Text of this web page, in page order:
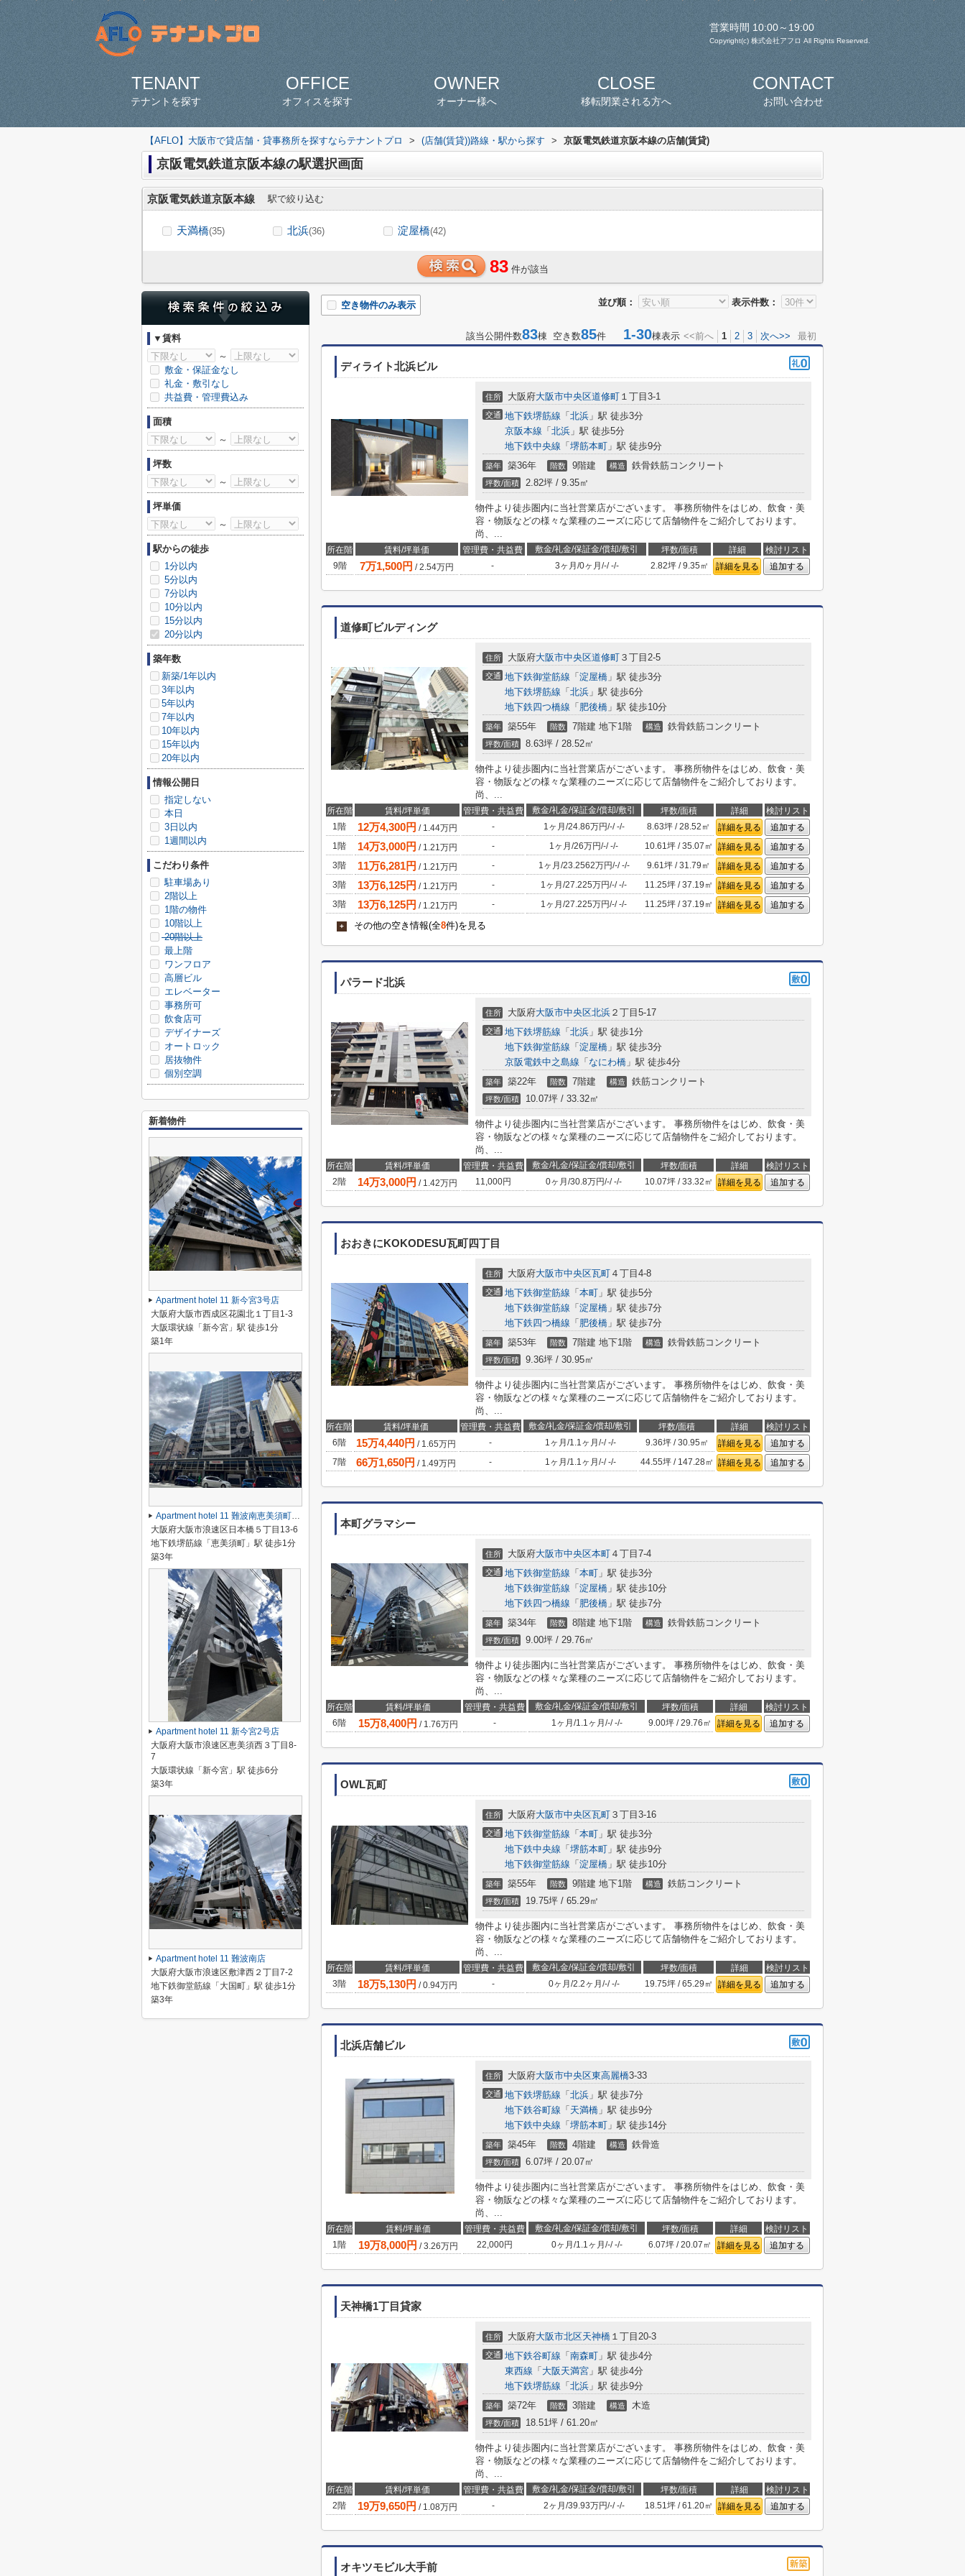
営業時間 10:00～19:00
Copyright(c) 株式会社アフロ All Rights Reserved.
TENANT
テナントを探す
OFFICE
オフィスを探す
OWNER
オーナー様へ
CLOSE
移転閉業される方へ
CONTACT
お問い合わせ
【AFLO】大阪市で貸店舗・貸事務所を探すならテナントプロ > (店舗(賃貸))路線・駅から探す > 京阪電気鉄道京阪本線の店舗(賃貸)
京阪電気鉄道京阪本線の駅選択画面
京阪電気鉄道京阪本線 駅で絞り込む
天満橋(35) 北浜(36) 淀屋橋(42)
83 件が該当
並び順： 表示件数：
空き物件のみ表示
該当公開件数83棟 空き数85件 1-30棟表示 <<前へ 1 2 3 次へ>> 最初
ディライト北浜ビル
住所 大阪府大阪市中央区道修町 １丁目3-1
交通 地下鉄堺筋線 「 北浜 」駅 徒歩3分
京阪本線 「 北浜 」駅 徒歩5分
地下鉄中央線 「 堺筋本町 」駅 徒歩9分
築年 築36年 階数 9階建 構造 鉄骨鉄筋コンクリート
坪数/面積 2.82坪 / 9.35㎡
物件より徒歩圏内に当社営業店がございます。 事務所物件をはじめ、飲食・美
容・物販などの様々な業種のニーズに応じて店舗物件をご紹介しております。
尚、...
所在階 賃料/坪単価 管理費・共益費 敷金/礼金/保証金/償却/敷引 坪数/面積 詳細
検討リスト
9階
7万1,500円 /2.54万円 - 3ヶ月 /0ヶ月 /-/-/- 2.82坪 / 9.35㎡ 詳細を見る 追加する
道修町ビルディング
住所 大阪府大阪市中央区道修町 ３丁目2-5
交通 地下鉄御堂筋線 「 淀屋橋 」駅 徒歩3分
地下鉄堺筋線 「 北浜 」駅 徒歩6分
地下鉄四つ橋線 「 肥後橋 」駅 徒歩10分
築年 築55年 階数 7階建 地下1階 構造 鉄骨鉄筋コンクリート
坪数/面積 8.63坪 / 28.52㎡
物件より徒歩圏内に当社営業店がございます。 事務所物件をはじめ、飲食・美
容・物販などの様々な業種のニーズに応じて店舗物件をご紹介しております。
尚、...
所在階 賃料/坪単価 管理費・共益費 敷金/礼金/保証金/償却/敷引 坪数/面積 詳細
検討リスト
1階
12万4,300円 / 1.44万円 - 1ヶ月 /24.86万円/-/-/- 8.63坪 / 28.52㎡ 詳細を見る
追加する
1階
14万3,000円 / 1.21万円 - 1ヶ月 /26万円/-/-/- 10.61坪 / 35.07㎡ 詳細を見る
追加する
3階
11万6,281円 / 1.21万円 - 1ヶ月 /23.2562万円/-/-/- 9.61坪 / 31.79㎡ 詳細を見る
追加する
3階
13万6,125円 / 1.21万円 - 1ヶ月 /27.225万円/-/-/- 11.25坪 / 37.19㎡ 詳細を見る
追加する
3階
13万6,125円 / 1.21万円 - 1ヶ月 /27.225万円/-/-/- 11.25坪 / 37.19㎡ 詳細を見る 追加する
+ その他の空き情報(全8件)を見る
パラード北浜
住所 大阪府大阪市中央区北浜 ２丁目5-17
交通 地下鉄堺筋線 「 北浜 」駅 徒歩1分
地下鉄御堂筋線 「 淀屋橋 」駅 徒歩3分
京阪電鉄中之島線 「 なにわ橋 」駅 徒歩4分
築年 築22年 階数 7階建 構造 鉄筋コンクリート
坪数/面積 10.07坪 / 33.32㎡
物件より徒歩圏内に当社営業店がございます。 事務所物件をはじめ、飲食・美
容・物販などの様々な業種のニーズに応じて店舗物件をご紹介しております。
尚、...
所在階 賃料/坪単価 管理費・共益費 敷金/礼金/保証金/償却/敷引 坪数/面積 詳細
検討リスト
2階
14万3,000円 / 1.42万円 11,000円 0ヶ月 /30.8万円/-/-/- 10.07坪 / 33.32㎡ 詳細を見る 追加する
おおきにKOKODESU瓦町四丁目
住所 大阪府大阪市中央区瓦町 ４丁目4-8
交通 地下鉄御堂筋線 「 本町 」駅 徒歩5分
地下鉄御堂筋線 「 淀屋橋 」駅 徒歩7分
地下鉄四つ橋線 「 肥後橋 」駅 徒歩7分
築年 築53年 階数 7階建 地下1階 構造 鉄骨鉄筋コンクリート
坪数/面積 9.36坪 / 30.95㎡
物件より徒歩圏内に当社営業店がございます。 事務所物件をはじめ、飲食・美
容・物販などの様々な業種のニーズに応じて店舗物件をご紹介しております。
尚、...
所在階 賃料/坪単価 管理費・共益費 敷金/礼金/保証金/償却/敷引 坪数/面積 詳細
検討リスト
6階
15万4,440円 / 1.65万円 - 1ヶ月 /1.1ヶ月 /-/-/- 9.36坪 / 30.95㎡ 詳細を見る
追加する
7階
66万1,650円 / 1.49万円 - 1ヶ月 /1.1ヶ月 /-/-/- 44.55坪 / 147.28㎡ 詳細を見る 追加する
本町グラマシー
住所 大阪府大阪市中央区本町 ４丁目7-4
交通 地下鉄御堂筋線 「 本町 」駅 徒歩3分
地下鉄御堂筋線 「 淀屋橋 」駅 徒歩10分
地下鉄四つ橋線 「 肥後橋 」駅 徒歩7分
築年 築34年 階数 8階建 地下1階 構造 鉄骨鉄筋コンクリート
坪数/面積 9.00坪 / 29.76㎡
物件より徒歩圏内に当社営業店がございます。 事務所物件をはじめ、飲食・美
容・物販などの様々な業種のニーズに応じて店舗物件をご紹介しております。
尚、...
所在階 賃料/坪単価 管理費・共益費 敷金/礼金/保証金/償却/敷引 坪数/面積 詳細
検討リスト
6階
15万8,400円 / 1.76万円 - 1ヶ月 /1.1ヶ月 /-/-/- 9.00坪 / 29.76㎡ 詳細を見る 追加する
OWL瓦町
住所 大阪府大阪市中央区瓦町 ３丁目3-16
交通 地下鉄御堂筋線 「 本町 」駅 徒歩3分
地下鉄中央線 「 堺筋本町 」駅 徒歩9分
地下鉄御堂筋線 「 淀屋橋 」駅 徒歩10分
築年 築55年 階数 9階建 地下1階 構造 鉄筋コンクリート
坪数/面積 19.75坪 / 65.29㎡
物件より徒歩圏内に当社営業店がございます。 事務所物件をはじめ、飲食・美
容・物販などの様々な業種のニーズに応じて店舗物件をご紹介しております。
尚、...
所在階 賃料/坪単価 管理費・共益費 敷金/礼金/保証金/償却/敷引 坪数/面積 詳細
検討リスト
3階
18万5,130円 /0.94万円 - 0ヶ月 /2.2ヶ月 /-/-/- 19.75坪 / 65.29㎡ 詳細を見る 追加する
北浜店舗ビル
住所 大阪府大阪市中央区東高麗橋3-33
交通 地下鉄堺筋線 「 北浜 」駅 徒歩7分
地下鉄谷町線 「 天満橋 」駅 徒歩9分
地下鉄中央線 「 堺筋本町 」駅 徒歩14分
築年 築45年 階数 4階建 構造 鉄骨造
坪数/面積 6.07坪 / 20.07㎡
物件より徒歩圏内に当社営業店がございます。 事務所物件をはじめ、飲食・美
容・物販などの様々な業種のニーズに応じて店舗物件をご紹介しております。
尚、...
所在階 賃料/坪単価 管理費・共益費 敷金/礼金/保証金/償却/敷引 坪数/面積 詳細
検討リスト
1階
19万8,000円 /3.26万円 22,000円 0ヶ月 /1.1ヶ月 /-/-/- 6.07坪 / 20.07㎡ 詳細を見る 追加する
天神橋1丁目貸家
住所 大阪府大阪市北区天神橋 １丁目20-3
交通 地下鉄谷町線 「 南森町 」駅 徒歩4分
東西線 「 大阪天満宮 」駅 徒歩4分
地下鉄堺筋線 「 北浜 」駅 徒歩9分
築年 築72年 階数 3階建 構造 木造
坪数/面積 18.51坪 / 61.20㎡
物件より徒歩圏内に当社営業店がございます。 事務所物件をはじめ、飲食・美
容・物販などの様々な業種のニーズに応じて店舗物件をご紹介しております。
尚、...
所在階 賃料/坪単価 管理費・共益費 敷金/礼金/保証金/償却/敷引 坪数/面積 詳細
検討リスト
2階
19万9,650円 / 1.08万円 - 2ヶ月 /39.93万円/-/-/- 18.51坪 / 61.20㎡ 詳細を見る 追加する
オキツモビル大手前
▼賃料
～
敷金・保証金なし
礼金・敷引なし
共益費・管理費込み
面積
～
坪数
～
坪単価
～
駅からの徒歩
1分以内
5分以内
7分以内
10分以内
15分以内
20分以内
築年数
新築/1年以内
3年以内
5年以内
7年以内
10年以内
15年以内
20年以内
情報公開日
指定しない
本日
3日以内
1週間以内
こだわり条件
駐車場あり
2階以上
1階の物件
10階以上
20階以上
最上階
ワンフロア
高層ビル
エレベーター
事務所可
飲食店可
デザイナーズ
オートロック
居抜物件
個別空調
新着物件
Apartment hotel 11 新今宮3号店
大阪府大阪市西成区花園北１丁目1-3
大阪環状線「新今宮」駅 徒歩1分
築1年
Apartment hotel 11 難波南恵美須町駅前店
大阪府大阪市浪速区日本橋５丁目13-6
地下鉄堺筋線「恵美須町」駅 徒歩1分
築3年
Apartment hotel 11 新今宮2号店
大阪府大阪市浪速区恵美須西３丁目8-
7
大阪環状線「新今宮」駅 徒歩6分
築3年
Apartment hotel 11 難波南店
大阪府大阪市浪速区敷津西２丁目7-2
地下鉄御堂筋線「大国町」駅 徒歩1分
築3年